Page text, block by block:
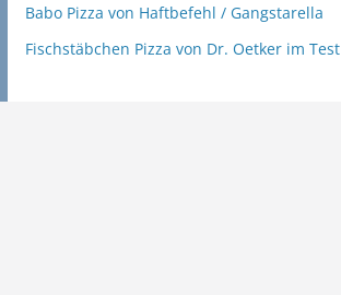
Babo Pizza von Haftbefehl / Gangstarella
Fischstäbchen Pizza von Dr. Oetker im Test